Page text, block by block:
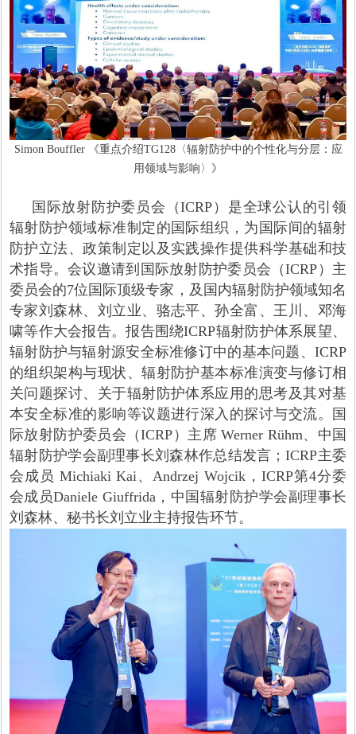
Simon Bouffler 《重点介绍TG128〈辐射防护中的个性化与分层：应
用领域与影响〉》
国际放射防护委员会（ICRP）是全球公认的引领
辐射防护领域标准制定的国际组织，为国际间的辐射
防护立法、政策制定以及实践操作提供科学基础和技
术指导。会议邀请到国际放射防护委员会（ICRP）主
委员会的7位国际顶级专家，及国内辐射防护领域知名
专家刘森林、刘立业、骆志平、孙全富、王川、邓海
啸等作大会报告。报告围绕ICRP辐射防护体系展望、
辐射防护与辐射源安全标准修订中的基本问题、ICRP
的组织架构与现状、辐射防护基本标准演变与修订相
关问题探讨、关于辐射防护体系应用的思考及其对基
本安全标准的影响等议题进行深入的探讨与交流。国
际放射防护委员会（ICRP）主席 Werner Rühm、中国
辐射防护学会副理事长刘森林作总结发言；ICRP主委
会成员 Michiaki Kai、Andrzej Wojcik，ICRP第4分委
会成员Daniele Giuffrida，中国辐射防护学会副理事长
刘森林、秘书长刘立业主持报告环节。